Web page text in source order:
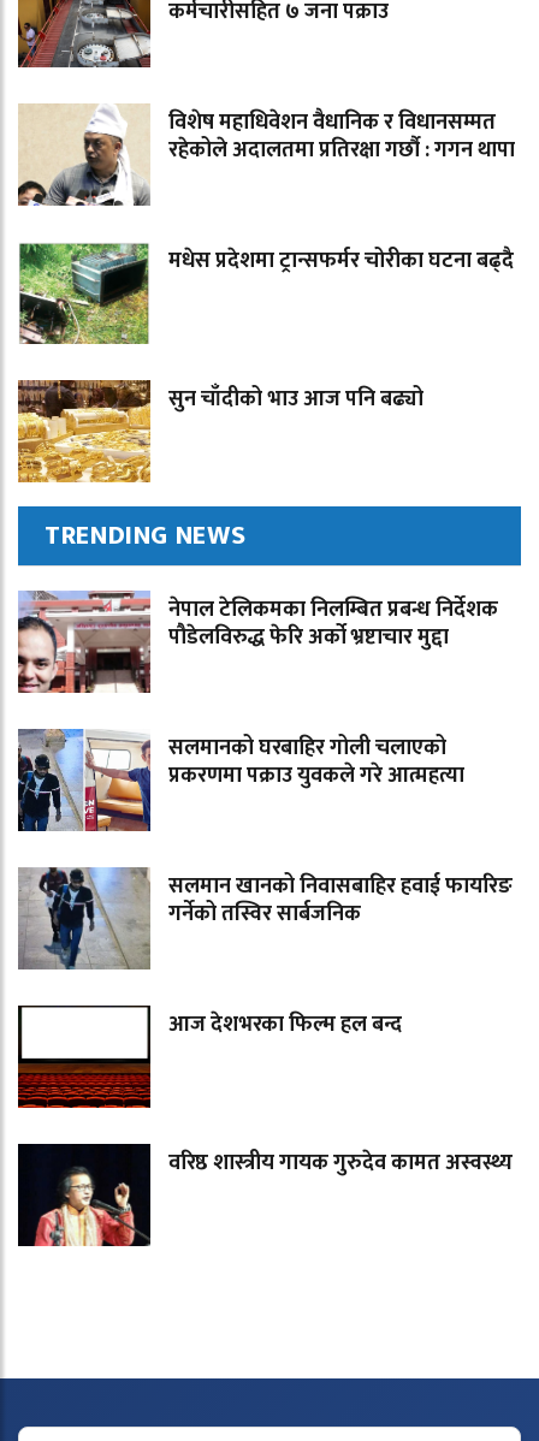
कर्मचारीसहित ७ जना पक्राउ
विशेष महाधिवेशन वैधानिक र विधानसम्मत
रहेकोले अदालतमा प्रतिरक्षा गर्छौ : गगन थापा
मधेस प्रदेशमा ट्रान्सफर्मर चोरीका घटना बढ्दै
सुन चाँदीको भाउ आज पनि बढ्यो
TRENDING NEWS
नेपाल टेलिकमका निलम्बित प्रबन्ध निर्देशक
पौडेलविरुद्ध फेरि अर्को भ्रष्टाचार मुद्दा
सलमानको घरबाहिर गोली चलाएको
प्रकरणमा पक्राउ युवकले गरे आत्महत्या
सलमान खानको निवासबाहिर हवाई फायरिङ
गर्नेको तस्विर सार्बजनिक
आज देशभरका फिल्म हल बन्द
वरिष्ठ शास्त्रीय गायक गुरुदेव कामत अस्वस्थ्य